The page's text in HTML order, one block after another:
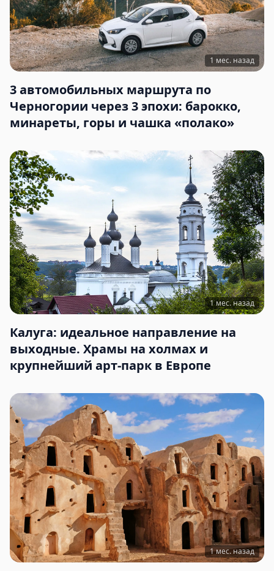
1 мес. назад
3 автомобильных маршрута по
Черногории через 3 эпохи: барокко,
минареты, горы и чашка «полако»
1 мес. назад
Калуга: идеальное направление на
выходные. Храмы на холмах и
крупнейший арт-парк в Европе
1 мес. назад